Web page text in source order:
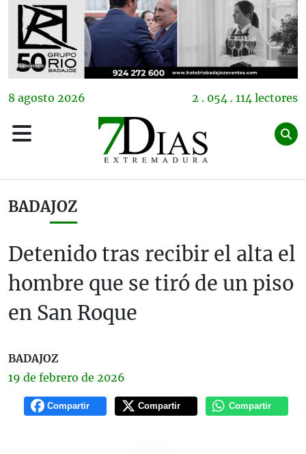
8 agosto 2026 2 . 054 . 114 lectores
BADAJOZ
Detenido tras recibir el alta el
hombre que se tiró de un piso
en San Roque
BADAJOZ
19 de febrero de 2026
Compartir Compartir Compartir